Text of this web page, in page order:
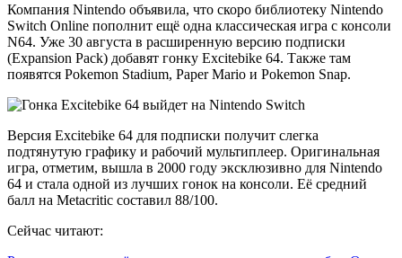
Компания Nintendo объявила, что скоро библиотеку Nintendo
Switch Online пополнит ещё одна классическая игра с консоли
N64. Уже 30 августа в расширенную версию подписки
(Expansion Pack) добавят гонку Excitebike 64. Также там
появятся Pokemon Stadium, Paper Mario и Pokemon Snap.
Версия Excitebike 64 для подписки получит слегка
подтянутую графику и рабочий мультиплеер. Оригинальная
игра, отметим, вышла в 2000 году эксклюзивно для Nintendo
64 и стала одной из лучших гонок на консоли. Её средний
балл на Metacritic составил 88/100.
Сейчас читают: